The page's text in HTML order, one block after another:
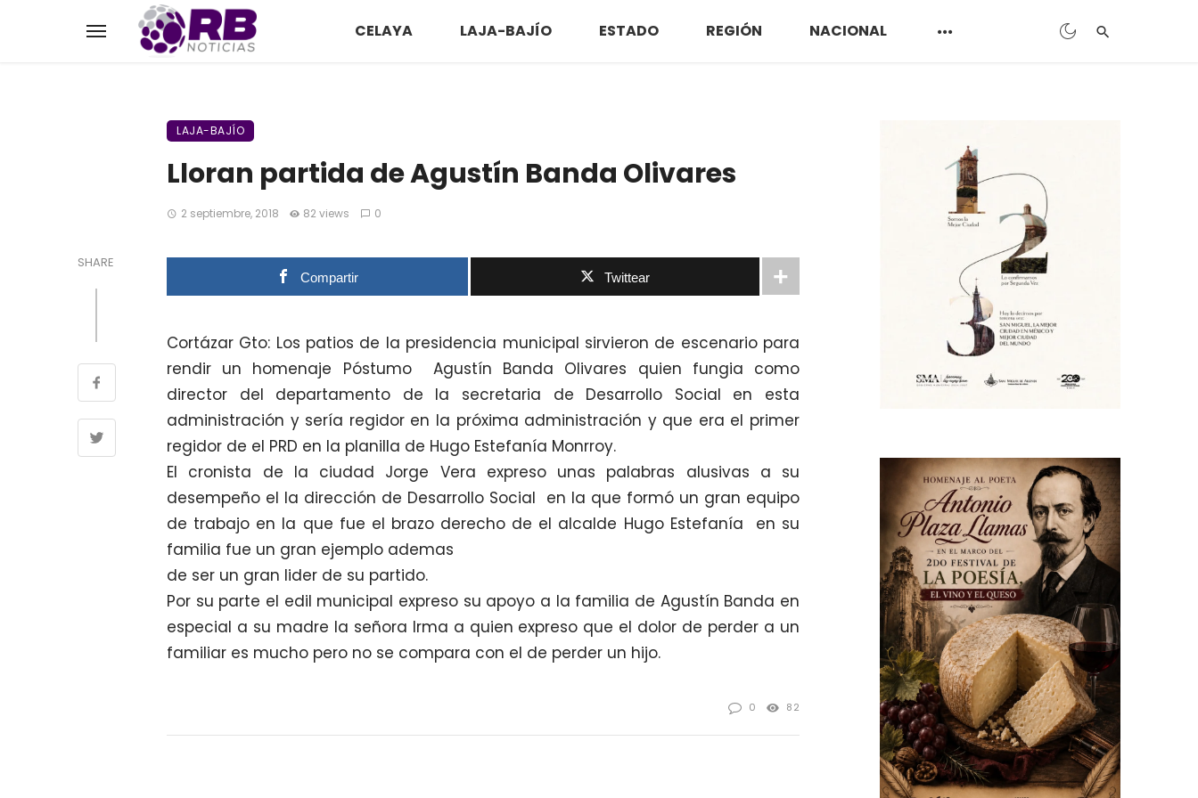
CELAYA LAJA-BAJÍO ESTADO REGIÓN NACIONAL
LAJA-BAJÍO
Lloran partida de Agustín Banda Olivares
2 septiembre, 2018 82 views 0
SHARE
Compartir Twittear
Cortázar Gto: Los patios de la presidencia municipal sirvieron de escenario para
rendir un homenaje Póstumo Agustín Banda Olivares quien fungia como
director del departamento de la secretaria de Desarrollo Social en esta
administración y sería regidor en la próxima administración y que era el primer
regidor de el PRD en la planilla de Hugo Estefanía Monrroy.
El cronista de la ciudad Jorge Vera expreso unas palabras alusivas a su
desempeño el la dirección de Desarrollo Social en la que formó un gran equipo
de trabajo en la que fue el brazo derecho de el alcalde Hugo Estefanía en su
familia fue un gran ejemplo ademas
de ser un gran lider de su partido.
Por su parte el edil municipal expreso su apoyo a la familia de Agustín Banda en
especial a su madre la señora Irma a quien expreso que el dolor de perder a un
familiar es mucho pero no se compara con el de perder un hijo.
0 82